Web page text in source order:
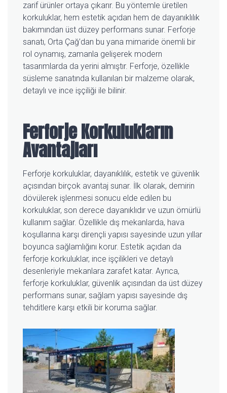
zarif ürünler ortaya çıkarır. Bu yöntemle üretilen
korkuluklar, hem estetik açıdan hem de dayanıklılık
bakımından üst düzey performans sunar. Ferforje
sanatı, Orta Çağ’dan bu yana mimaride önemli bir
rol oynamış, zamanla gelişerek modern
tasarımlarda da yerini almıştır. Ferforje, özellikle
süsleme sanatında kullanılan bir malzeme olarak,
detaylı ve ince işçiliği ile bilinir.
Ferforje Korkulukların
Avantajları
Ferforje korkuluklar, dayanıklılık, estetik ve güvenlik
açısından birçok avantaj sunar. İlk olarak, demirin
dövülerek işlenmesi sonucu elde edilen bu
korkuluklar, son derece dayanıklıdır ve uzun ömürlü
kullanım sağlar. Özellikle dış mekanlarda, hava
koşullarına karşı dirençli yapısı sayesinde uzun yıllar
boyunca sağlamlığını korur. Estetik açıdan da
ferforje korkuluklar, ince işçilikleri ve detaylı
desenleriyle mekanlara zarafet katar. Ayrıca,
ferforje korkuluklar, güvenlik açısından da üst düzey
performans sunar, sağlam yapısı sayesinde dış
tehditlere karşı etkili bir koruma sağlar.